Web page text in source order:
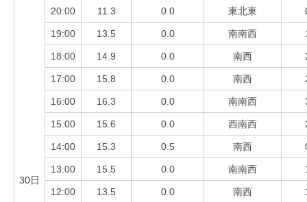
30日
20:00 11.3 0.0 東北東
19:00 13.5 0.0 南南西
18:00 14.9 0.0 南西
17:00 15.8 0.0 南西
16:00 16.3 0.0 南南西
15:00 15.6 0.0 西南西
14:00 15.3 0.5 南西
13:00 15.5 0.0 南南西
12:00 13.5 0.0 南西